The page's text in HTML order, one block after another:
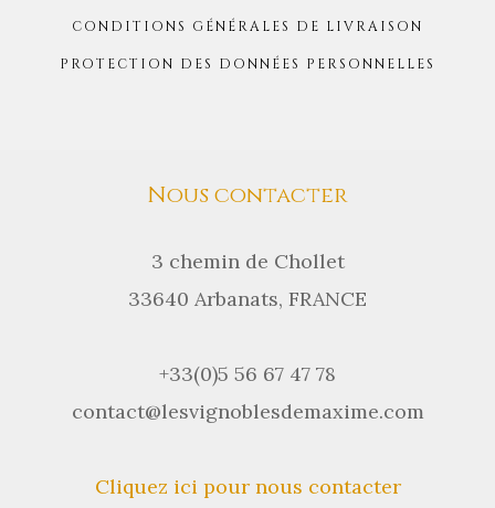
CONDITIONS GÉNÉRALES DE LIVRAISON
PROTECTION DES DONNÉES PERSONNELLES
Nous contacter
3 chemin de Chollet
33640 Arbanats, FRANCE
+33(0)5 56 67 47 78
contact@lesvignoblesdemaxime.com
Cliquez ici pour nous contacter